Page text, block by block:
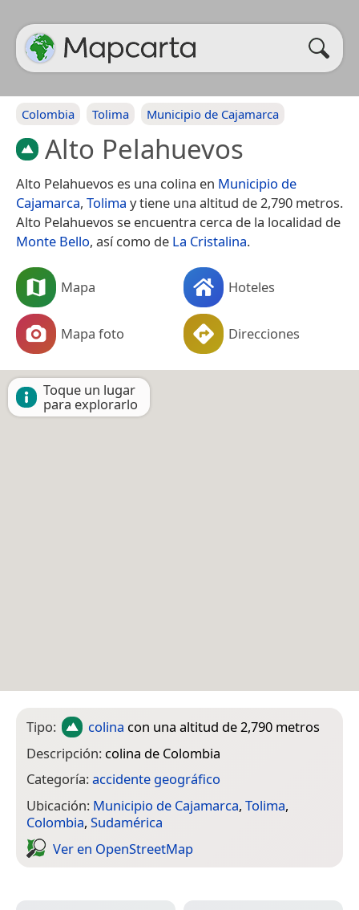
Colombia Tolima Municipio de Cajamarca
Alto Pelahuevos
Alto Pelahuevos es una colina en Municipio de
Cajamarca, Tolima y tiene una altitud de 2,790 metros.
Alto Pelahuevos se encuentra cerca de la localidad de
Monte Bello, así como de La Cristalina.
Mapa Hoteles
Mapa foto Direcciones
Toque un lugar
para explorarlo
Tipo: colina con una altitud de 2,790 metros
Descripción: colina de Colombia
Categoría:accidente geográfico
Ubicación: Municipio de Cajamarca, Tolima,
Colombia, Sudamérica
Ver en Open­Street­Map